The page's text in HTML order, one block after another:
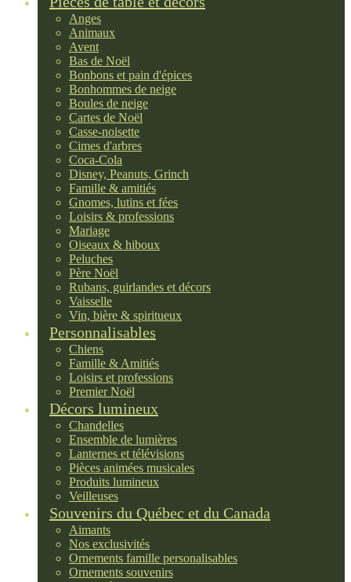
Anges
Animaux
Avent
Bas de Noël
Bonbons et pain d'épices
Bonhommes de neige
Boules de neige
Cartes de Noël
Casse-noisette
Cimes d'arbres
Coca-Cola
Disney, Peanuts, Grinch
Famille & amitiés
Gnomes, lutins et fées
Loisirs & professions
Mariage
Oiseaux & hiboux
Peluches
Père Noël
Rubans, guirlandes et décors
Vaisselle
Vin, bière & spiritueux
Personnalisables
Chiens
Famille & Amitiés
Loisirs et professions
Premier Noël
Décors lumineux
Chandelles
Ensemble de lumières
Lanternes et télévisions
Pièces animées musicales
Produits lumineux
Veilleuses
Souvenirs du Québec et du Canada
Aimants
Nos exclusivités
Ornements famille personalisables
Ornements souvenirs